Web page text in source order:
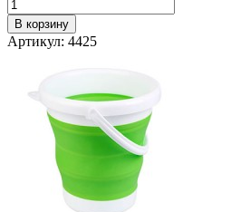
В корзину
Артикул: 4425